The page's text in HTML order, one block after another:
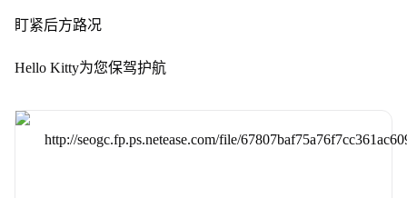
盯紧后方路况
Hello Kitty为您保驾护航